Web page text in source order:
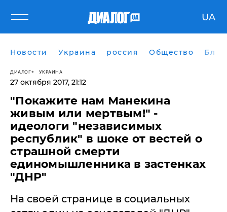
UA
Новости Украина россия Общество
ДИАЛОГ УКРАИНА
27 октября 2017, 21:12
"Покажите нам Манекина
живым или мертвым!" -
идеологи "независимых
республик" в шоке от вестей о
страшной смерти
единомышленника в застенках
"ДНР"
На своей странице в социальных